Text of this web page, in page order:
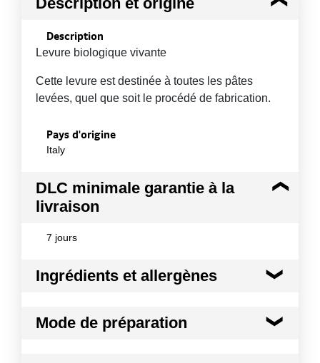
Description
Levure biologique vivante
Cette levure est destinée à toutes les pâtes
levées, quel que soit le procédé de fabrication.
Pays d'origine
Italy
DLC minimale garantie à la
livraison
7 jours
Ingrédients et allergènes
100% levure de panification de Saccharomyces
Mode de préparation